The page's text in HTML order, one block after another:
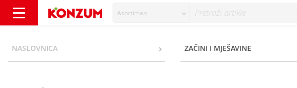
Asortiman
NASLOVNICA ZAČINI I MJEŠAVINE